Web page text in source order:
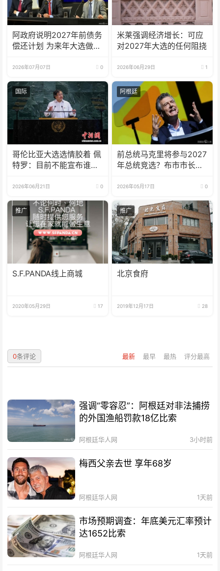
阿政府说明2027年前债务
偿还计划 为来年大选做准
2026年07月07日 0
米莱强调经济增长：可应
对2027年大选的任何阻挠
2026年06月29日 1
国际
哥伦比亚大选选情胶着 佩
特罗：目前不能宣布谁将
2026年06月21日 0
阿根廷
前总统马克里将参与2027
年总统竞选？布市市长力
2026年05月17日 0
推广
S.F.PANDA线上商城
2020年05月29日 17
推广
北京食府
2019年12月17日 28
最新 最早 最热 评分最高
0条评论
强调“零容忍”：阿根廷对非法捕捞
的外国渔船罚款18亿比索
阿根廷华人网 3小时前
梅西父亲去世 享年68岁
阿根廷华人网 1天前
市场预期调查：年底美元汇率预计
达1652比索
阿根廷华人网 1天前